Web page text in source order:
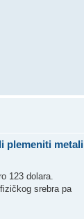
plemeniti metali
123 dolara.
srebra pa